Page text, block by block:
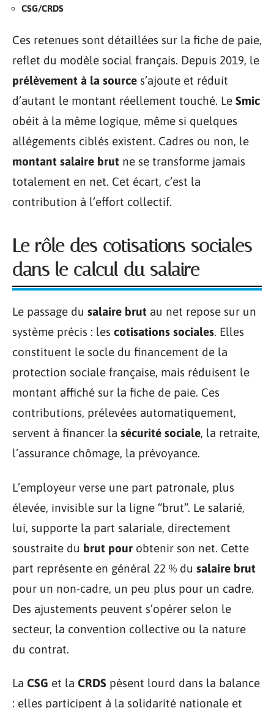
CSG/CRDS
Ces retenues sont détaillées sur la fiche de paie,
reflet du modèle social français. Depuis 2019, le
prélèvement à la source s’ajoute et réduit
d’autant le montant réellement touché. Le Smic
obéit à la même logique, même si quelques
allégements ciblés existent. Cadres ou non, le
montant salaire brut ne se transforme jamais
totalement en net. Cet écart, c’est la
contribution à l’effort collectif.
Le rôle des cotisations sociales
dans le calcul du salaire
Le passage du salaire brut au net repose sur un
système précis : les cotisations sociales. Elles
constituent le socle du financement de la
protection sociale française, mais réduisent le
montant affiché sur la fiche de paie. Ces
contributions, prélevées automatiquement,
servent à financer la sécurité sociale, la retraite,
l’assurance chômage, la prévoyance.
L’employeur verse une part patronale, plus
élevée, invisible sur la ligne “brut”. Le salarié,
lui, supporte la part salariale, directement
soustraite du brut pour obtenir son net. Cette
part représente en général 22 % du salaire brut
pour un non-cadre, un peu plus pour un cadre.
Des ajustements peuvent s’opérer selon le
secteur, la convention collective ou la nature
du contrat.
La CSG et la CRDS pèsent lourd dans la balance
: elles participent à la solidarité nationale et